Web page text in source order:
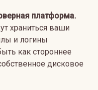
платформа.
храниться ваши
и логины
как стороннее
дисковое